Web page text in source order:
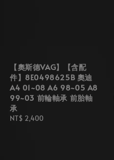
【奧斯德VAG】【含配
件】8E0498625B 奧迪
A4 01~08 A6 98~05 A8
99~03 前輪軸承 前胎軸
承
Regular
NT$ 2,400